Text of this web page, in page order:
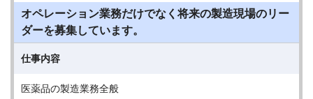
オペレーション業務だけでなく将来の製造現場のリー
ダーを募集しています。
仕事内容
医薬品の製造業務全般